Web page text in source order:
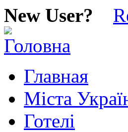
New User?
Главная
Міста
Готелі